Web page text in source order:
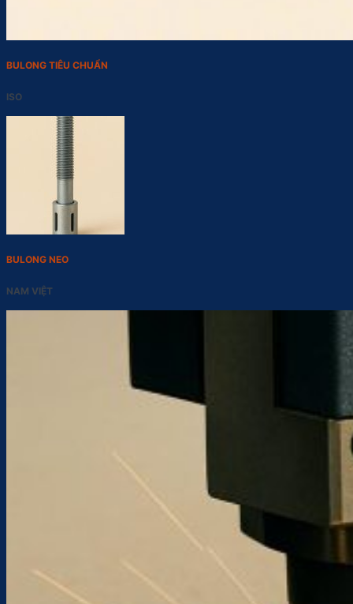
BULONG TIÊU CHUẨN
ISO
BULONG NEO
NAM VIỆT